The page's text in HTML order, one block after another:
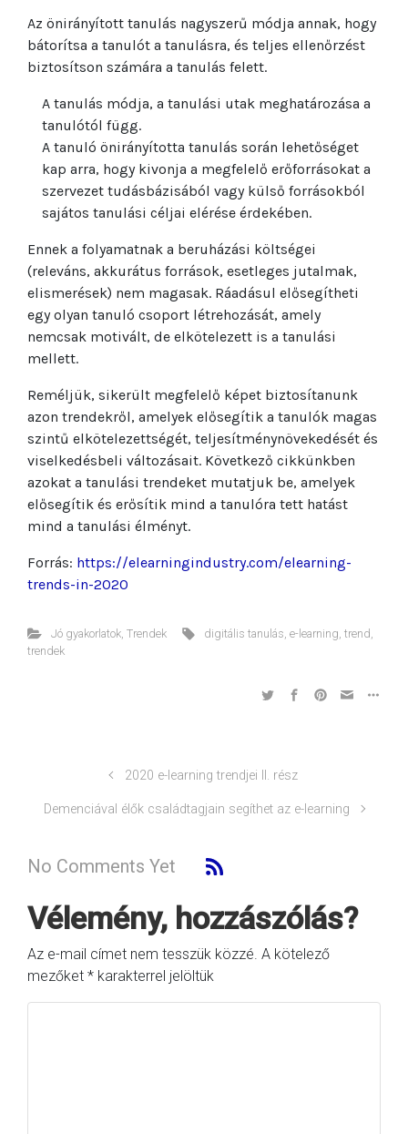
Az önirányított tanulás nagyszerű módja annak, hogy
bátorítsa a tanulót a tanulásra, és teljes ellenőrzést
biztosítson számára a tanulás felett.
A tanulás módja, a tanulási utak meghatározása a
tanulótól függ.
A tanuló önirányította tanulás során lehetőséget
kap arra, hogy kivonja a megfelelő erőforrásokat a
szervezet tudásbázisából vagy külső forrásokból
sajátos tanulási céljai elérése érdekében.
Ennek a folyamatnak a beruházási költségei
(releváns, akkurátus források, esetleges jutalmak,
elismerések) nem magasak. Ráadásul elősegítheti
egy olyan tanuló csoport létrehozását, amely
nemcsak motivált, de elkötelezett is a tanulási
mellett.
Reméljük, sikerült megfelelő képet biztosítanunk
azon trendekről, amelyek elősegítik a tanulók magas
szintű elkötelezettségét, teljesítménynövekedését és
viselkedésbeli változásait. Következő cikkünkben
azokat a tanulási trendeket mutatjuk be, amelyek
elősegítik és erősítik mind a tanulóra tett hatást
mind a tanulási élményt.
Forrás: https://elearningindustry.com/elearning-
trends-in-2020
Jó gyakorlatok, Trendek digitális tanulás ,e-learning ,trend
trendek
2020 e-learning trendjei II. rész
Demenciával élők családtagjain segíthet az e-learning
No Comments Yet
Vélemény, hozzászólás?
Az e-mail címet nem tesszük közzé. A kötelező
mezőket * karakterrel jelöltük